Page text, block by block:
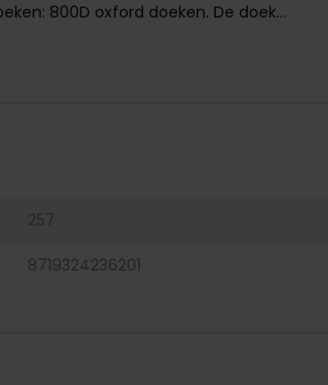
800D oxford doeken. De doek...
257
8719324236201